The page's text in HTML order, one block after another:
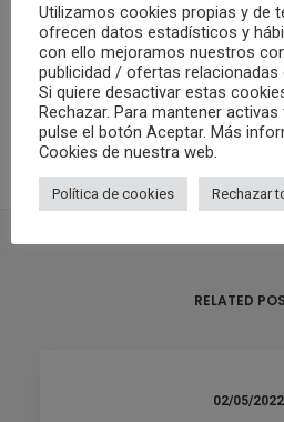
Club Waterpolo Castelló
ALL AUTHOR POSTS
RELATED
02/05/2022
Utilizamos cookies propias y de
ofrecen datos estadísticos y
con ello mejoramos nuestros
publicidad / ofertas relacionadas
Si quiere desactivar estas
Rechazar. Para mantener
pulse el botón Aceptar. Más
Cookies de nuestra web.
Política de cookies Rechazar